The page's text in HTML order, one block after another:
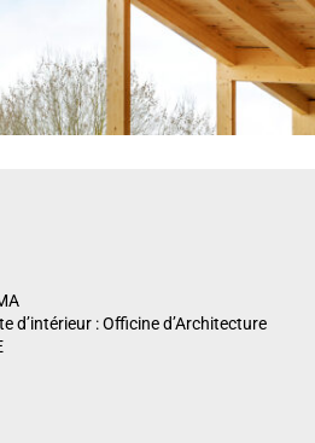
d’intérieur : Officine d’Architecture